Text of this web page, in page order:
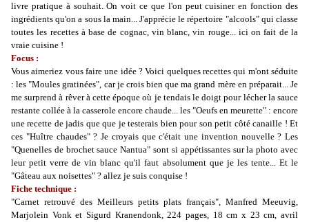
livre pratique à souhait. On voit ce que l'on peut cuisiner en fonction des
ingrédients qu'on a sous la main... J'apprécie le répertoire "alcools" qui classe
toutes les recettes à base de cognac, vin blanc, vin rouge... ici on fait de la
vraie cuisine !
Focus :
Vous aimeriez vous faire une idée ?Voici quelques recettes qui m'ont séduite
: les "Moules gratinées", car je crois bien que ma grand mère en préparait... Je
me surprend à rêver à cette époque où je tendais le doigt pour lécher la sauce
restante collée à la casserole encore chaude... les "Oeufs en meurette" : encore
une recette de jadis que que je testerais bien pour son petit côté canaille ! Et
ces "Huître chaudes" ? Je croyais que c'était une invention nouvelle ? Les
"Quenelles de brochet sauce Nantua" sont si appétissantes sur la photo avec
leur petit verre de vin blanc qu'il faut absolument que je les tente... Et le
"Gâteau aux noisettes" ? allez je suis conquise !
Fiche technique :
"Carnet retrouvé des Meilleurs petits plats français", Manfred Meeuvig,
Marjolein Vonk et Sigurd Kranendonk, 224 pages, 18 cm x 23 cm, avril